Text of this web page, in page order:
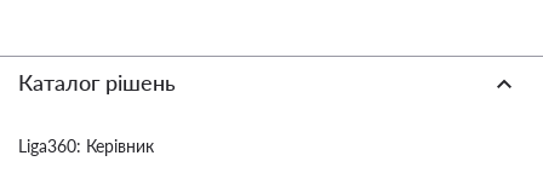
Каталог рішень
Liga360: Керівник